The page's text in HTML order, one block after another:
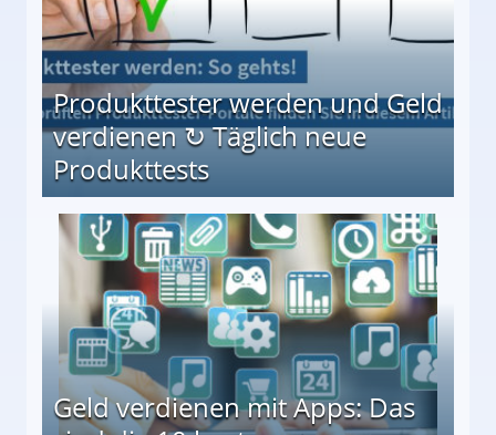
Produkttester werden und Geld
verdienen ↻ Täglich neue
Produkttests
↻ Täglich neue Produkttests
Geld verdienen mit Apps: Das